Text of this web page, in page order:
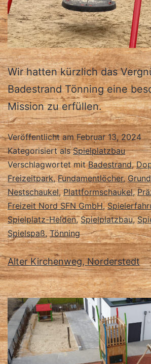
Wir hatten kürzlich das
Badestrand Tönning eine
Mission zu erfüllen.
Veröffentlicht amFebruar 13, 2024
Kategorisiert alsSpielplatzbau
Verschlagwortet mitBadestrand,
Freizeitpark,Fundamentlöcher,
Nestschaukel,Plattformschaukel,
Freizeit Nord SFN GmbH,
Spielplatz-Helden,Spielplatzbau,
Spielspaß,Tönning
Alter Kirchenweg, Norderstedt